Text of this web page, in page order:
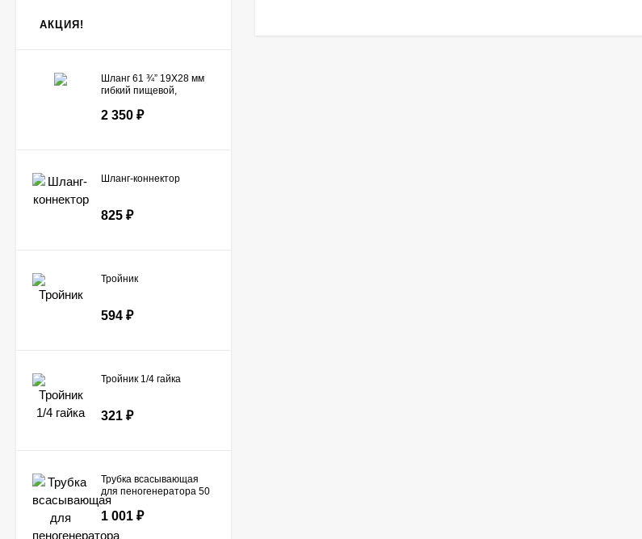
АКЦИЯ!
Шланг 61 ¾” 19X28 мм
гибкий пищевой,
капроновой нитью
2 350 ₽
Шланг-коннектор
825 ₽
Тройник
594 ₽
Тройник 1/4 гайка
321 ₽
Трубка всасывающая
для пеногенератора 50
л
1 001 ₽